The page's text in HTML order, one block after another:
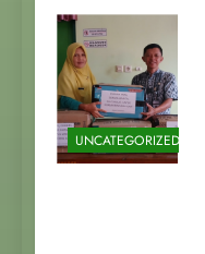
UNCATEGORIZED